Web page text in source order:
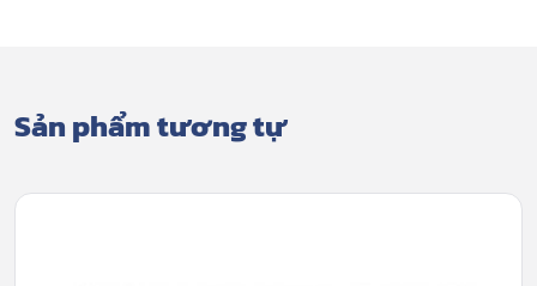
Sản phẩm tương tự